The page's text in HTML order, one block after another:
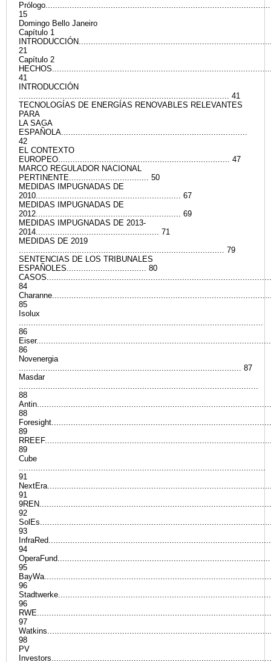
15
Domingo Bello Janeiro
Capítulo 1
21
Capítulo 2
41
INTRODUCCIÓN
....................................................................................... 41
TECNOLOGÍAS DE ENERGÍAS RENOVABLES RELEVANTES
PARA
LA SAGA
ESPAÑOLA.............................................................................
42
EL CONTEXTO
EUROPEO....................................................................... 47
MARCO REGULADOR NACIONAL
PERTINENTE................................. 50
MEDIDAS IMPUGNADAS DE
2010............................................................ 67
MEDIDAS IMPUGNADAS DE
2012............................................................ 69
MEDIDAS IMPUGNADAS DE 2013-
2014................................................... 71
MEDIDAS DE 2019
..................................................................................... 79
SENTENCIAS DE LOS TRIBUNALES
ESPAÑOLES................................. 80
84
85
Isolux
.....................................................................................................
86
86
Novenergia
............................................................................................ 87
Masdar
...................................................................................................
88
88
89
89
Cube
......................................................................................................
91
91
92
93
94
95
96
96
97
98
PV